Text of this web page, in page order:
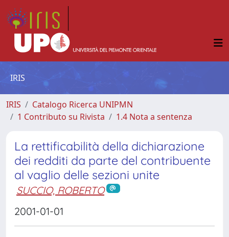
IRIS
IRIS
Catalogo Ricerca UNIPMN
1 Contributo su Rivista
1.4 Nota a sentenza
La rettificabilità della dichiarazione
dei redditi da parte del contribuente
al vaglio delle sezioni unite
SUCCIO, ROBERTO
2001-01-01